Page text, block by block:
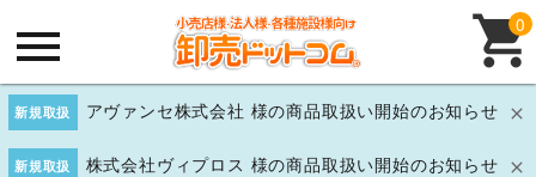
新規取扱 アヴァンセ株式会社 様の商品取扱い開始のお知らせ
新規取扱 株式会社ヴィプロス 様の商品取扱い開始のお知らせ
0